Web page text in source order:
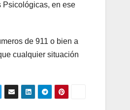
Psicológicas, en ese
de 911 o bien a
cualquier situación